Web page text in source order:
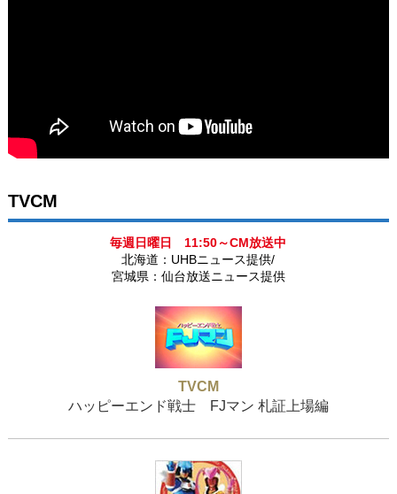
TVCM
毎週日曜日 11:50～CM放送中
北海道：UHBニュース提供/
宮城県：仙台放送ニュース提供
TVCM
ハッピーエンド戦士 FJマン 札証上場編